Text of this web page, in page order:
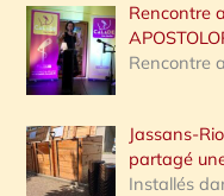
Rencontre
Rencontre
Jassans-
partagé
Installés